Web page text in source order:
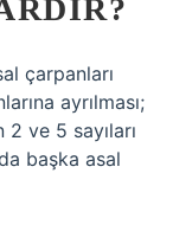
çarpanları
ayrılması;
2 ve 5 sayıları
başka asal